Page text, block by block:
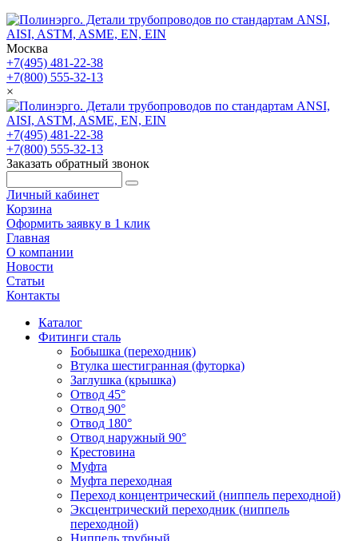
Москва
+7(495) 481-22-38
+7(800) 555-32-13
×
+7(495) 481-22-38
+7(800) 555-32-13
Заказать обратный звонок
Личный кабинет
Корзина
Оформить заявку в 1 клик
Главная
О компании
Новости
Статьи
Контакты
Каталог
Фитинги сталь
Бобышка (переходник)
Втулка шестигранная (футорка)
Заглушка (крышка)
Отвод 45°
Отвод 90°
Отвод 180°
Отвод наружный 90°
Крестовина
Муфта
Муфта переходная
Переход концентрический (ниппель переходной)
Эксцентрический переходник (ниппель
переходной)
Ниппель трубный